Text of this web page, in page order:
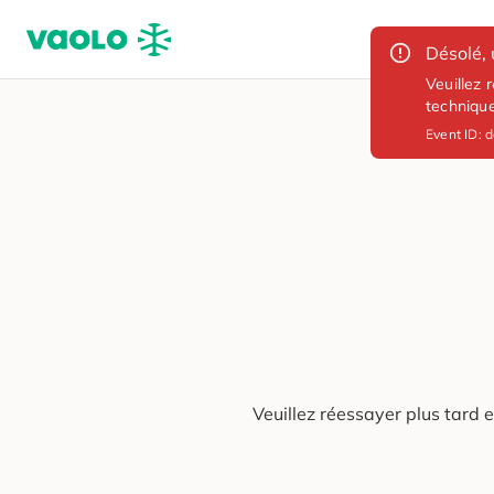
Désolé,
Veuillez
Event ID:
Veuillez réessayer plus tard